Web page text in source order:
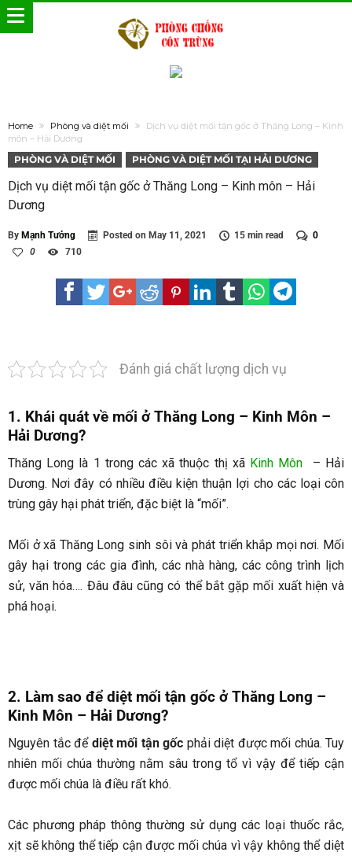
Home Phòng và diệt mối
Dịch vụ diệt mối tận gốc ở Thăng Long – Kinh
môn – Hải Dương
PHÒNG VÀ DIỆT MỐI PHÒNG VÀ DIỆT MỐI TẠI HẢI DƯƠNG
Dịch vụ diệt mối tận gốc ở Thăng Long – Kinh môn – Hải
Dương
By Mạnh Tưởng Posted on May 11, 2021 15 min read
0
0
710
Đánh giá chất lượng dịch vụ
1. Khái quát về mối ở Thăng Long – Kinh Môn –
Hải Dương?
Thăng Long là 1 trong các xã thuộc thị xã Kinh Môn – Hải
Dương. Nơi đây có nhiều điều kiện thuận lợi cho các loại côn
trùng gây hại phát triển, đặc biệt là “mối”.
Mối ở xã Thăng Long sinh sôi và phát triển khắp mọi nơi. Mối
gây hại trong các gia đình, các nhà hàng, các công trình lịch
sử, văn hóa…. Đâu đâu cũng có thể bắt gặp mối xuất hiện và
phá hoại.
2. Làm sao để diệt mối tận gốc ở Thăng Long –
Kinh Môn – Hải Dương?
Nguyên tắc để diệt mối tận gốc phải diệt được mối chúa. Tuy
nhiên mối chúa thường nằm sâu trong tổ vì vậy để tiếp cận
được mối chúa là điều rất khó.
Các phương pháp thông thường sử dụng các loại thuốc rắc,
xịt sẽ không thể tiếp cận được mối chúa vì vậy không thể diệt